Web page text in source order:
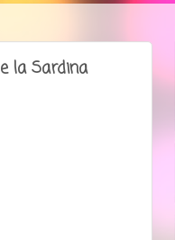
la Sardina